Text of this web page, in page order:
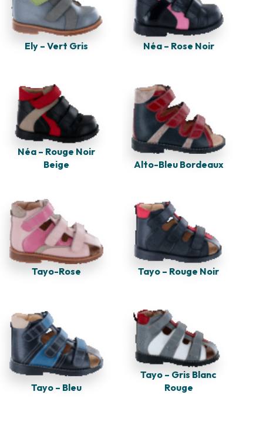
Ely – Vert Gris Néa – Rose Noir
Néa – Rouge Noir
Beige
Alto-Bleu Bordeaux
Tayo-Rose Tayo – Rouge Noir
Tayo – Bleu
Tayo – Gris Blanc
Rouge